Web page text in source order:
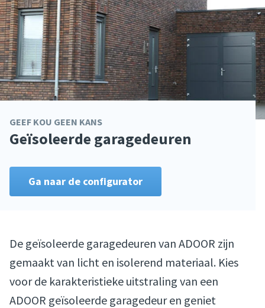
GEEF KOU GEEN KANS
Geïsoleerde garagedeuren
Ga naar de configurator
De geïsoleerde garagedeuren van ADOOR zijn
gemaakt van licht en isolerend materiaal. Kies
voor de karakteristieke uitstraling van een
ADOOR geïsoleerde garagedeur en geniet